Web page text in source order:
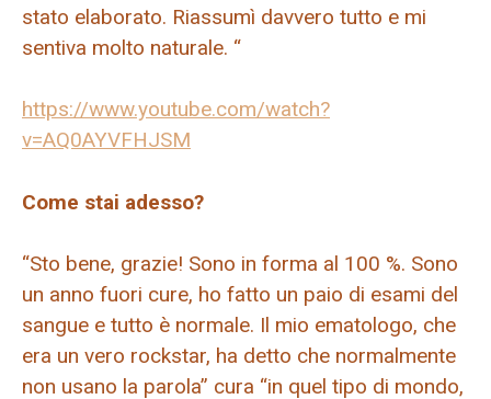
stato elaborato. Riassumì davvero tutto e mi
sentiva molto naturale. “
https://www.youtube.com/watch?
v=AQ0AYVFHJSM
Come stai adesso?
“Sto bene, grazie! Sono in forma al 100 %. Sono
un anno fuori cure, ho fatto un paio di esami del
sangue e tutto è normale. Il mio ematologo, che
era un vero rockstar, ha detto che normalmente
non usano la parola” cura “in quel tipo di mondo,